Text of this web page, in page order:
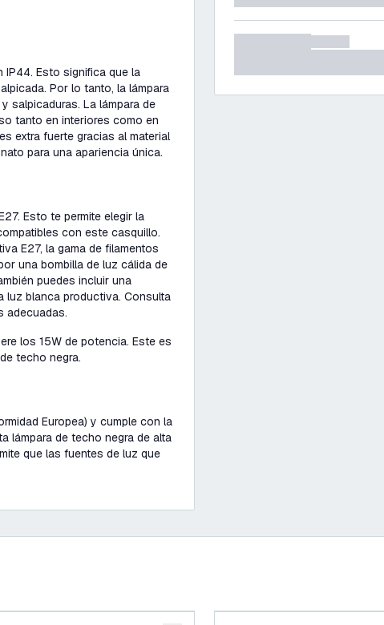
IP44. Esto significa que la
Por lo tanto, la lámpara
salpicaduras. La lámpara de
tanto en interiores como en
extra fuerte gracias al material
para una apariencia única.
Esto te permite elegir la
con este casquillo.
E27, la gama de filamentos
una bombilla de luz cálida de
puedes incluir una
blanca productiva. Consulta
adecuadas.
los 15W de potencia. Este es
techo negra.
Europea) y cumple con la
lámpara de techo negra de alta
que las fuentes de luz que